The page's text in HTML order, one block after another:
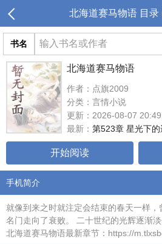
北海道赛马物语 目录
书名
北海道赛马物语
作者：点旗2009
分类：言情小说
更新：2026-08-07
最新： 第523章 星光下的
开始阅读
手机简介
就像到来之时就注定会结束的春天一样
名门走向了衰败。 二十世纪的光辉逐渐淡
北海道赛马物语最新章节：https://